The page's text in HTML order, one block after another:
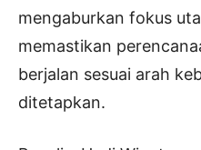
mengaburkan fokus
memastikan
berjalan sesuai arah
ditetapkan.